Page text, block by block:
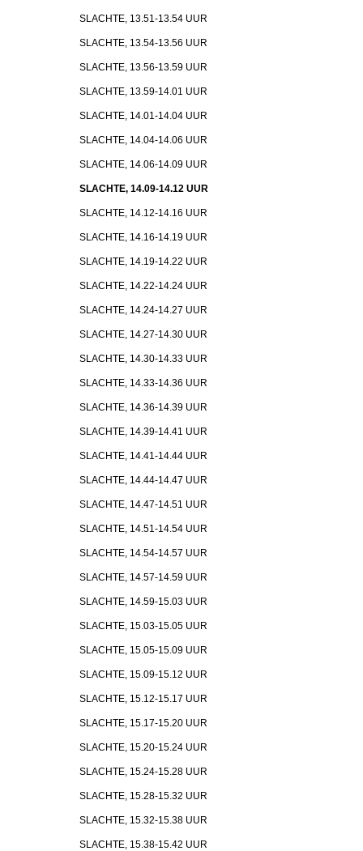
SLACHTE, 13.51-13.54 UUR
SLACHTE, 13.54-13.56 UUR
SLACHTE, 13.56-13.59 UUR
SLACHTE, 13.59-14.01 UUR
SLACHTE, 14.01-14.04 UUR
SLACHTE, 14.04-14.06 UUR
SLACHTE, 14.06-14.09 UUR
SLACHTE, 14.09-14.12 UUR
SLACHTE, 14.12-14.16 UUR
SLACHTE, 14.16-14.19 UUR
SLACHTE, 14.19-14.22 UUR
SLACHTE, 14.22-14.24 UUR
SLACHTE, 14.24-14.27 UUR
SLACHTE, 14.27-14.30 UUR
SLACHTE, 14.30-14.33 UUR
SLACHTE, 14.33-14.36 UUR
SLACHTE, 14.36-14.39 UUR
SLACHTE, 14.39-14.41 UUR
SLACHTE, 14.41-14.44 UUR
SLACHTE, 14.44-14.47 UUR
SLACHTE, 14.47-14.51 UUR
SLACHTE, 14.51-14.54 UUR
SLACHTE, 14.54-14.57 UUR
SLACHTE, 14.57-14.59 UUR
SLACHTE, 14.59-15.03 UUR
SLACHTE, 15.03-15.05 UUR
SLACHTE, 15.05-15.09 UUR
SLACHTE, 15.09-15.12 UUR
SLACHTE, 15.12-15.17 UUR
SLACHTE, 15.17-15.20 UUR
SLACHTE, 15.20-15.24 UUR
SLACHTE, 15.24-15.28 UUR
SLACHTE, 15.28-15.32 UUR
SLACHTE, 15.32-15.38 UUR
SLACHTE, 15.38-15.42 UUR